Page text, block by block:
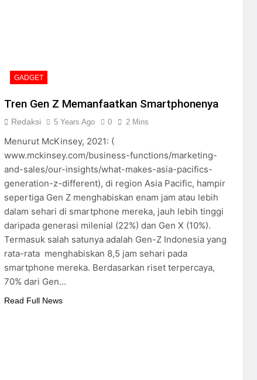
GADGET
Tren Gen Z Memanfaatkan Smartphonenya
Redaksi 5 Years Ago 0 2 Mins
Menurut McKinsey, 2021: (
www.mckinsey.com/business-functions/marketing-
and-sales/our-insights/what-makes-asia-pacifics-
generation-z-different), di region Asia Pacific, hampir
sepertiga Gen Z menghabiskan enam jam atau lebih
dalam sehari di smartphone mereka, jauh lebih tinggi
daripada generasi milenial (22%) dan Gen X (10%).
Termasuk salah satunya adalah Gen-Z Indonesia yang
rata-rata menghabiskan 8,5 jam sehari pada
smartphone mereka. Berdasarkan riset terpercaya,
70% dari Gen…
Read Full News